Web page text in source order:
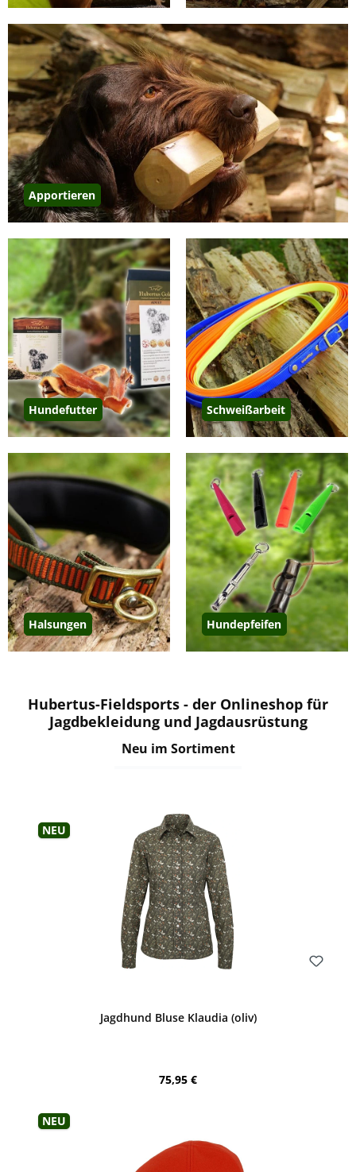
Apportieren
Hundefutter Schweißarbeit
Halsungen Hundepfeifen
Hubertus-Fieldsports - der Onlineshop für
Jagdbekleidung und Jagdausrüstung
Neu im Sortiment
Neu
Jagdhund Bluse Klaudia (oliv)
Regulärer Preis:
75,95 €
Neu